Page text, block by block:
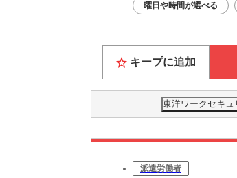
曜日や時間が選べる
キープに追加
東洋ワークセキ
派遣労働者